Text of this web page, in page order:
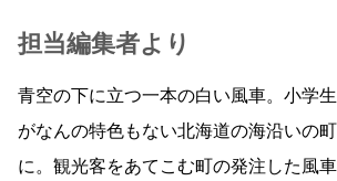
担当編集者より
青空の下に立つ一本の白い風車。小学
がなんの特色もない北海道の海沿いの
に。観光客をあてこむ町の発注した風